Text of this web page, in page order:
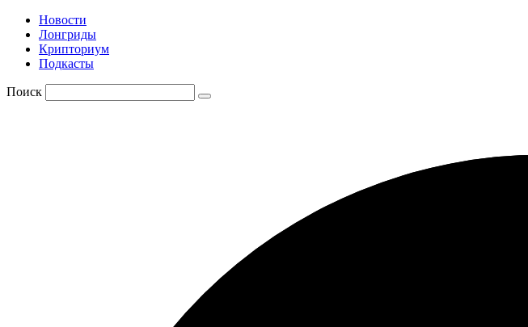
Новости
Лонгриды
Крипториум
Подкасты
Поиск